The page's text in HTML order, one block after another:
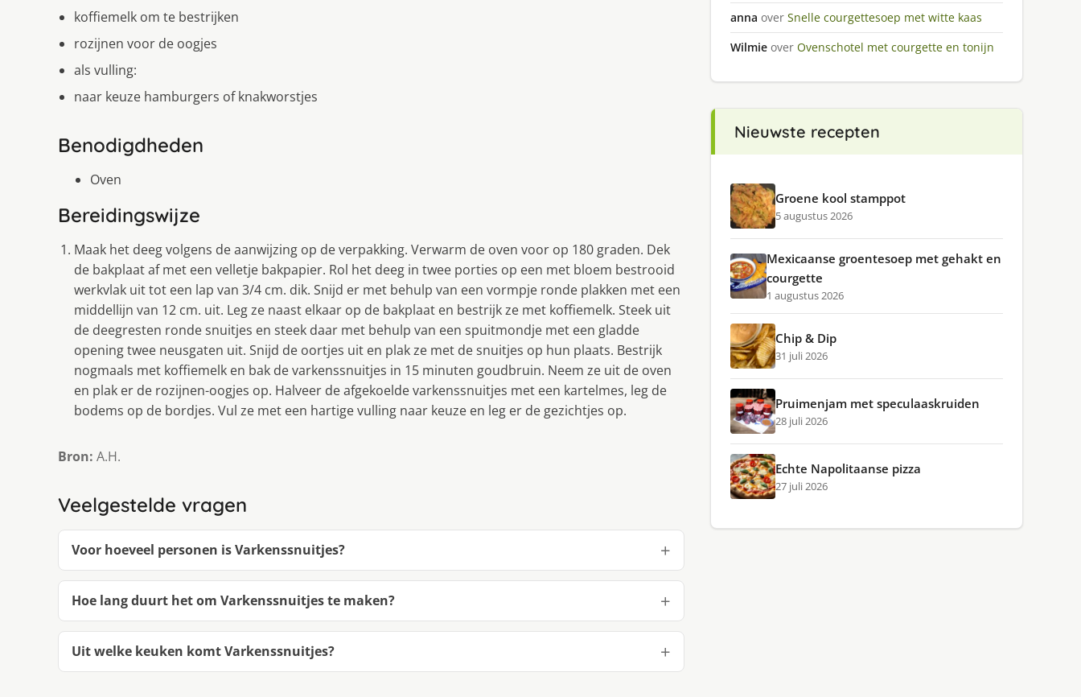
koffiemelk om te bestrijken
rozijnen voor de oogjes
als vulling:
naar keuze hamburgers of knakworstjes
Benodigdheden
Oven
Bereidingswijze
Maak het deeg volgens de aanwijzing op de verpakking. Verwarm de oven voor op 180 graden. Dek
de bakplaat af met een velletje bakpapier. Rol het deeg in twee porties op een met bloem bestrooid
werkvlak uit tot een lap van 3/4 cm. dik. Snijd er met behulp van een vormpje ronde plakken met een
middellijn van 12 cm. uit. Leg ze naast elkaar op de bakplaat en bestrijk ze met koffiemelk. Steek uit
de deegresten ronde snuitjes en steek daar met behulp van een spuitmondje met een gladde
opening twee neusgaten uit. Snijd de oortjes uit en plak ze met de snuitjes op hun plaats. Bestrijk
nogmaals met koffiemelk en bak de varkenssnuitjes in 15 minuten goudbruin. Neem ze uit de oven
en plak er de rozijnen-oogjes op. Halveer de afgekoelde varkenssnuitjes met een kartelmes, leg de
bodems op de bordjes. Vul ze met een hartige vulling naar keuze en leg er de gezichtjes op.
Bron: A.H.
Veelgestelde vragen
Voor hoeveel personen is Varkenssnuitjes?
Hoe lang duurt het om Varkenssnuitjes te maken?
Uit welke keuken komt Varkenssnuitjes?
anna over Snelle courgettesoep met witte kaas
Wilmie over Ovenschotel met courgette en tonijn
Nieuwste recepten
Groene kool stamppot
5 augustus 2026
Mexicaanse groentesoep met gehakt en
courgette
1 augustus 2026
Chip & Dip
31 juli 2026
Pruimenjam met speculaaskruiden
28 juli 2026
Echte Napolitaanse pizza
27 juli 2026